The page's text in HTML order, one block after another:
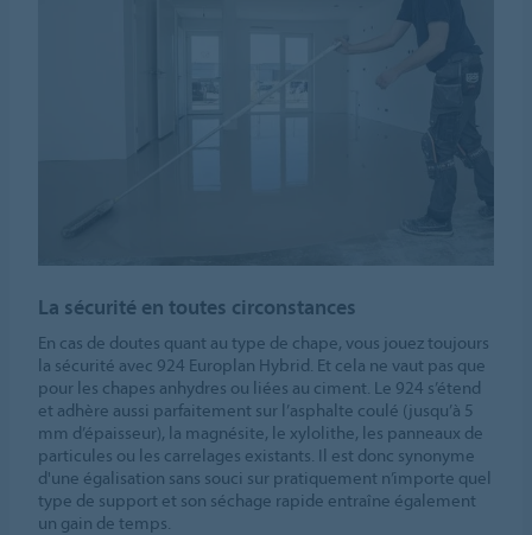
La sécurité en toutes circonstances
En cas de doutes quant au type de chape, vous jouez toujours
la sécurité avec 924 Europlan Hybrid. Et cela ne vaut pas que
pour les chapes anhydres ou liées au ciment. Le 924 s’étend
et adhère aussi parfaitement sur l’asphalte coulé (jusqu’à 5
mm d’épaisseur), la magnésite, le xylolithe, les panneaux de
particules ou les carrelages existants. Il est donc synonyme
d'une égalisation sans souci sur pratiquement n’importe quel
type de support et son séchage rapide entraîne également
un gain de temps.